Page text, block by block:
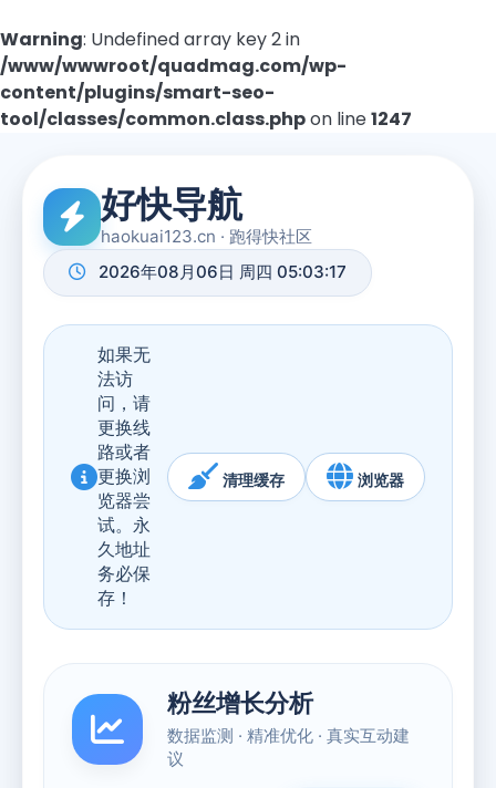
Warning: Undefined array key 2 in
/www/wwwroot/quadmag.com/wp-
content/plugins/smart-seo-
tool/classes/common.class.phpon line1247